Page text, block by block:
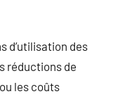
d’utilisation des
réductions de
les coûts